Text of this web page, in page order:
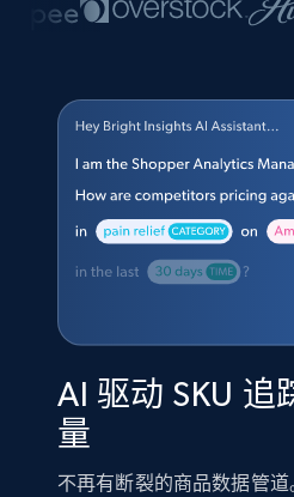
AI 驱动 SKU 追
量
不再有断裂的商品数据管